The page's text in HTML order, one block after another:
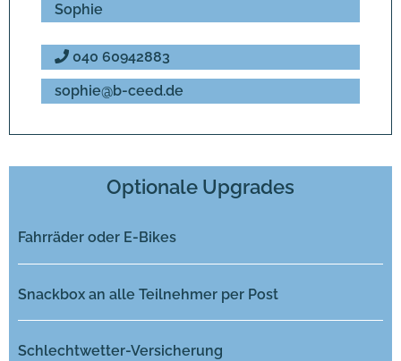
Sophie
040 60942883
sophie@b-ceed.de
Optionale Upgrades
Fahrräder oder E-Bikes
Snackbox an alle Teilnehmer per Post
Schlechtwetter-Versicherung